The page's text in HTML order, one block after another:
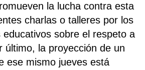
la lucha contra esta
charlas o talleres por los
sobre el respeto a
último, la proyección de un
ese mismo jueves está